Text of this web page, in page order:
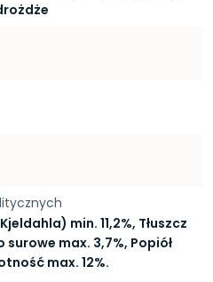
min. 11,2%, Tłuszcz
surowe max. 3,7%, Popiół
max. 12%.